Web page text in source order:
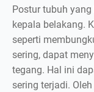
Postur tubuh
kepala belakang.
seperti
sering, dapat
tegang. Hal ini
sering terjadi.